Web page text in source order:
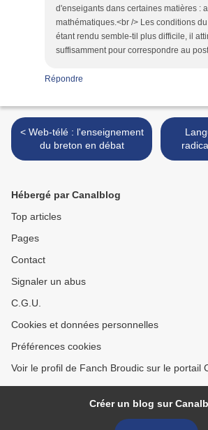
d'enseigants dans certaines matières :
mathématiques.<br /> Les conditions
étant rendu semble-til plus difficile, il
suffisamment pour correspondre au
Répondre
< Web-télé : l'enseignement
du breton en débat
Hébergé par Canalblog
Top articles
Pages
Contact
Signaler un abus
C.G.U.
Cookies et données personnelles
Préférences cookies
Voir le profil de Fanch Broudic sur le portail
Créer un blog sur